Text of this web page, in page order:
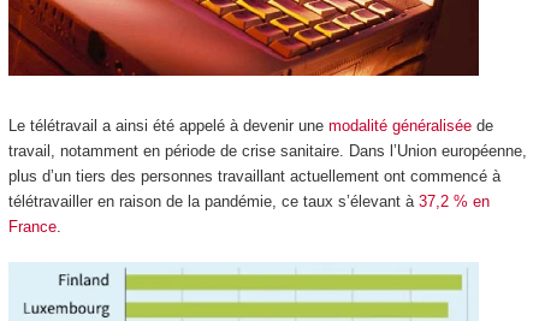
Le télétravail a ainsi été appelé à devenir une modalité généraliséede
travail, notamment en période de crise sanitaire. Dans l’Union européenne,
plus d’un tiers des personnes travaillant actuellement ont commencé à
télétravailler en raison de la pandémie, ce taux s’élevant à 37,2 % en
France.